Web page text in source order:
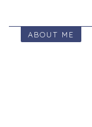
ABOUT ME